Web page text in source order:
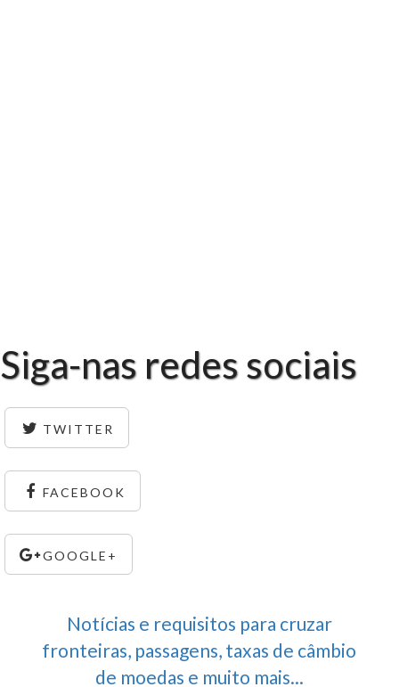
Siga-nas redes sociais
TWITTER
FACEBOOK
GOOGLE+
Notícias e requisitos para cruzar
fronteiras, passagens, taxas de câmbio
de moedas e muito mais...